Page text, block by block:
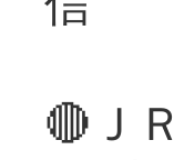
🔴Ｊ